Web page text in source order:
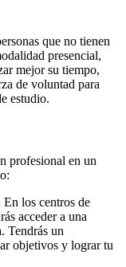
que no tienen
presencial,
mejor su tiempo,
de voluntad para
estudio.
profesional en un
En los centros de
acceder a una
Tendrás un
objetivos y lograr tu